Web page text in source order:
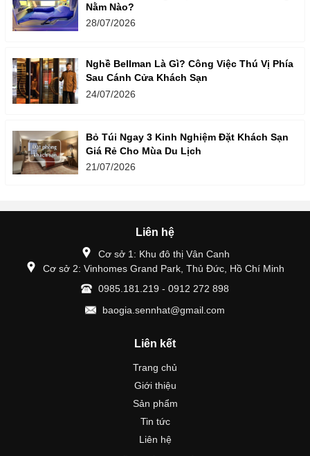
Nằm Nào?
28/07/2026
Nghề Bellman Là Gì? Công Việc Thú Vị Phía
Sau Cánh Cửa Khách Sạn
24/07/2026
Bỏ Túi Ngay 3 Kinh Nghiệm Đặt Khách Sạn
Giá Rẻ Cho Mùa Du Lịch
21/07/2026
Liên hệ
Cơ sở 1: Khu đô thị Vân Canh
Cơ sở 2: Vinhomes Grand Park, Thủ Đức, Hồ Chí Minh
0985.181.219 - 0912 272 898
baogia.sennhat@gmail.com
Liên kết
Trang chủ
Giới thiệu
Sản phẩm
Tin tức
Liên hệ